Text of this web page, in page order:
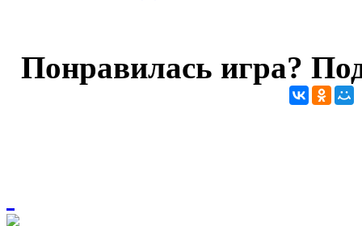
Понравилась игра?